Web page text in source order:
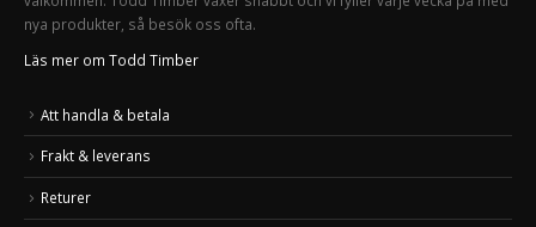
nya produkter, så besök oss ofta.
Läs mer om Todd Timber
Att handla & betala
Frakt & leverans
Returer